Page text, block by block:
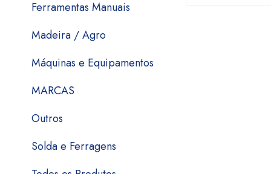
Ferramentas Manuais
Madeira / Agro
Máquinas e Equipamentos
MARCAS
Outros
Solda e Ferragens